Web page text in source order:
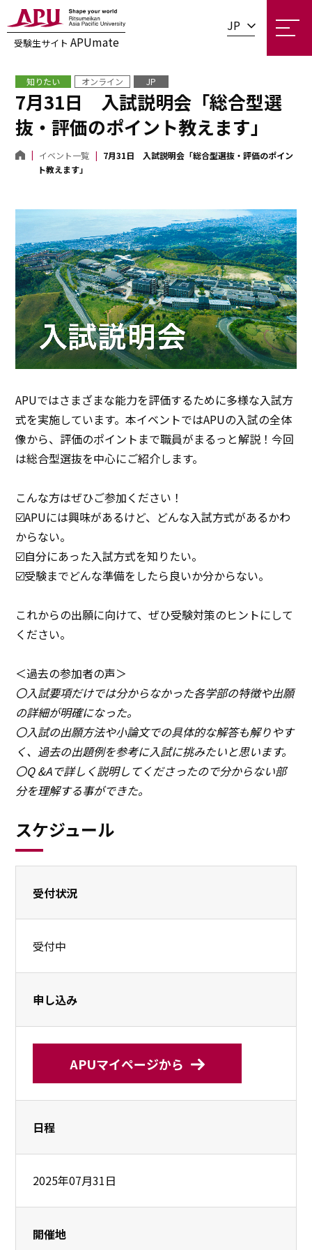
受験生サイト APUmate
JP
知りたい オンライン JP
7月31日 入試説明会「総合型選
抜・評価のポイント教えます」
イベント一覧
7月31日 入試説明会「総合型選抜・評価のポイン
ト教えます」
APUではさまざまな能力を評価するために多様な入試方
式を実施しています。本イベントではAPUの入試の全体
像から、評価のポイントまで職員がまるっと解説！今回
は総合型選抜を中心にご紹介します。
こんな方はぜひご参加ください！
☑️APUには興味があるけど、どんな入試方式があるかわ
からない。
☑️自分にあった入試方式を知りたい。
☑️受験までどんな準備をしたら良いか分からない。
これからの出願に向けて、ぜひ受験対策のヒントにして
ください。
＜過去の参加者の声＞
〇入試要項だけでは分からなかった各学部の特徴や出願
の詳細が明確になった。
〇入試の出願方法や小論文での具体的な解答も解りやす
く、過去の出題例を参考に入試に挑みたいと思います。
〇Q &Aで詳しく説明してくださったので分からない部
分を理解する事ができた。
スケジュール
受付状況
受付中
申し込み
APUマイページから
日程
2025年07月31日
開催地